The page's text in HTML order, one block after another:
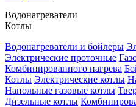
Водонагреватели
Котлы
Водонагреватели и бойлеры
Электрические проточные
Комбинированного нагрева
Котлы Электрические котлы
Напольные газовые котлы
Дизельные котлы